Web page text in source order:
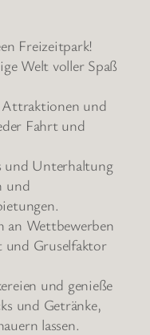
Freizeitpark!
Welt voller Spaß
Attraktionen und
Fahrt und
und Unterhaltung
und
an Wettbewerben
Gruselfaktor
und genieße
und Getränke,
lassen.